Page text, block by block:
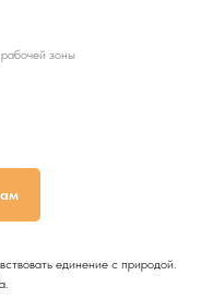
зоны
единение с природой.